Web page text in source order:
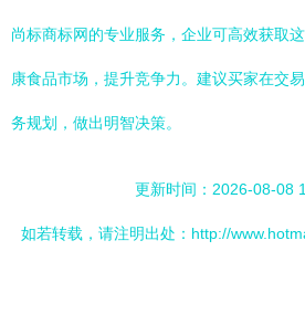
尚标商标网的专业服务，企业可高效获取
康食品市场，提升竞争力。建议买家在交
务规划，做出明智决策。
更新时间：2026-08-08
如若转载，请注明出处：http://